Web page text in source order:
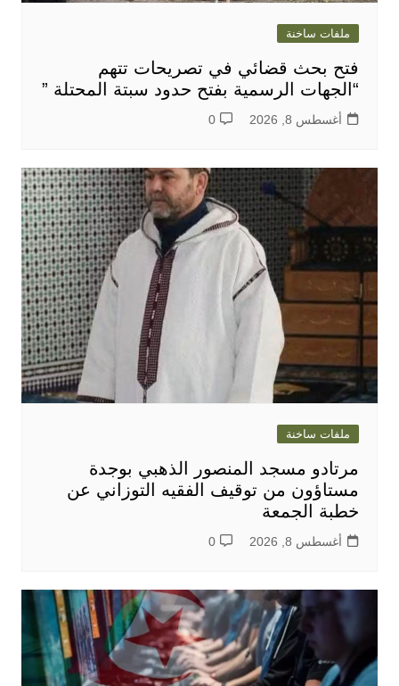
ملفات ساخنة
فتح بحث قضائي في تصريحات تتهم
“الجهات الرسمية بفتح حدود سبتة المحتلة ”
أغسطس 8, 2026 0
ملفات ساخنة
مرتادو مسجد المنصور الذهبي بوجدة
مستاؤون من توقيف الفقيه التوزاني عن
خطبة الجمعة
أغسطس 8, 2026 0